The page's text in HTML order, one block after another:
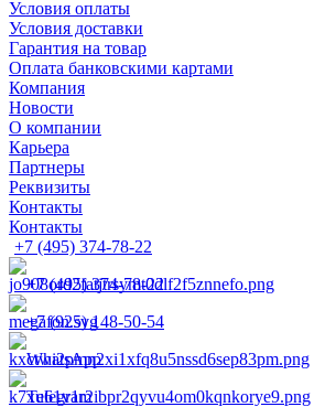
Условия оплаты
Условия доставки
Гарантия на товар
Оплата банковскими картами
Компания
Новости
О компании
Карьера
Партнеры
Реквизиты
Контакты
Контакты
+7 (495) 374-78-22
+7 (495) 374-78-22
+7 (925) 148-50-54
WhatsApp
Telegram